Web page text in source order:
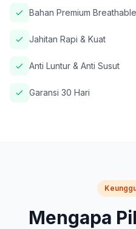
Bahan Premium Breathable
Jahitan Rapi & Kuat
Anti Luntur & Anti Susut
Garansi 30 Hari
Mengapa